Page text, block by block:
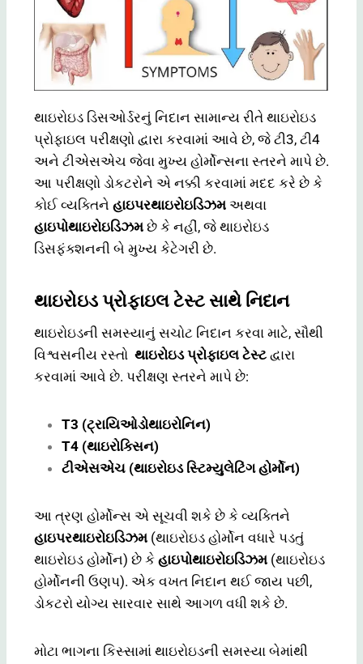
થાઇરોઇડ ડિસઓર્ડરનું નિદાન સામાન્ય રીતે થાઇરોઇડ
પ્રોફાઇલ પરીક્ષણો દ્વારા કરવામાં આવે છે, જે ટી3, ટી4
અને ટીએસએચ જેવા મુખ્ય હોર્મોન્સના સ્તરને માપે છે.
આ પરીક્ષણો ડોકટરોને એ નક્કી કરવામાં મદદ કરે છે કે
કોઈ વ્યક્તિને હાઇપરથાઇરોઇડિઝમ અથવા
હાઇપોથાઇરોઇડિઝમ છે કે નહીં, જે થાઇરોઇડ
ડિસફંક્શનની બે મુખ્ય કેટેગરી છે.
થાઇરોઇડ પ્રોફાઇલ ટેસ્ટ સાથે નિદાન
થાઇરોઇડની સમસ્યાનું સચોટ નિદાન કરવા માટે, સૌથી
વિશ્વસનીય રસ્તો થાઇરોઇડ પ્રોફાઇલ ટેસ્ટ દ્વારા
કરવામાં આવે છે. પરીક્ષણ સ્તરને માપે છે:
T3 (ટ્રાયિઓડોથાઇરોનિન)
T4 (થાઇરોક્સિન)
ટીએસએચ (થાઇરોઇડ સ્ટિમ્યુલેટિંગ હોર્મોન)
આ ત્રણ હોર્મોન્સ એ સૂચવી શકે છે કે વ્યક્તિને
હાઇપરથાઇરોઇડિઝમ (થાઇરોઇડ હોર્મોન વધારે પડતું
થાઇરોઇડ હોર્મોન) છે કે હાઇપોથાઇરોઇડિઝમ (થાઇરોઇડ
હોર્મોનની ઉણપ). એક વખત નિદાન થઈ જાય પછી,
ડોકટરો યોગ્ય સારવાર સાથે આગળ વધી શકે છે.
મોટા ભાગના કિસ્સામાં થાઇરોઇડની સમસ્યા બેમાંથી